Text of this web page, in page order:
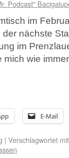
Podcast"
im
nächste
im
mich wie
E-Mail
| Verschlagwortet mit